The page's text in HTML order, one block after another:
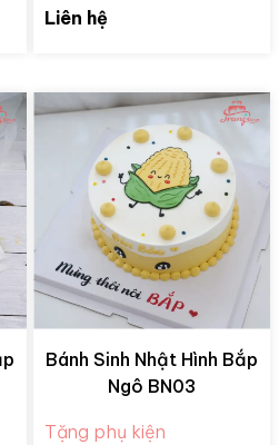
Liên hệ
Bánh Sinh Nhật Hình Bắp
Ngô BN03
Tặng phụ kiện